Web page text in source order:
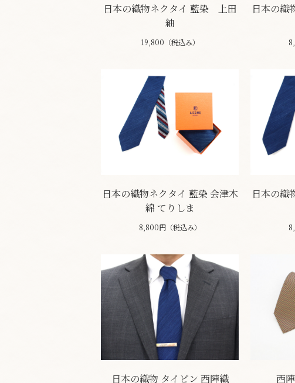
日本の織物ネクタイ 藍染 上田
紬
19,800（税込み）
日本の織
日本の織物ネクタイ 藍染 会津木
綿 てりしま
8,800円（税込み）
日本の織
日本の織物 タイピン 西陣織 西